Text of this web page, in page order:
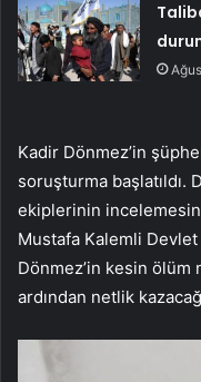
Kadir Dönmez’in
soruşturma başlatıldı.
ekiplerinin
Mustafa Kalemli Devlet
Dönmez’in kesin ölüm
ardından netlik